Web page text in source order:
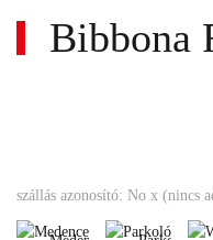
Bibbona
szállás azonosító: No x (nincs
MedenceParkoló